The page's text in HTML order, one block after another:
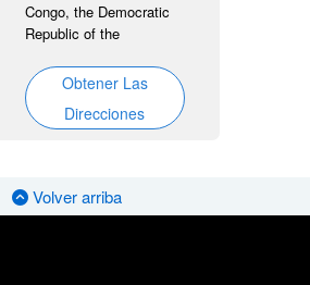
Congo, the Democratic
Republic of the
Obtener Las
Direcciones
Volver arriba